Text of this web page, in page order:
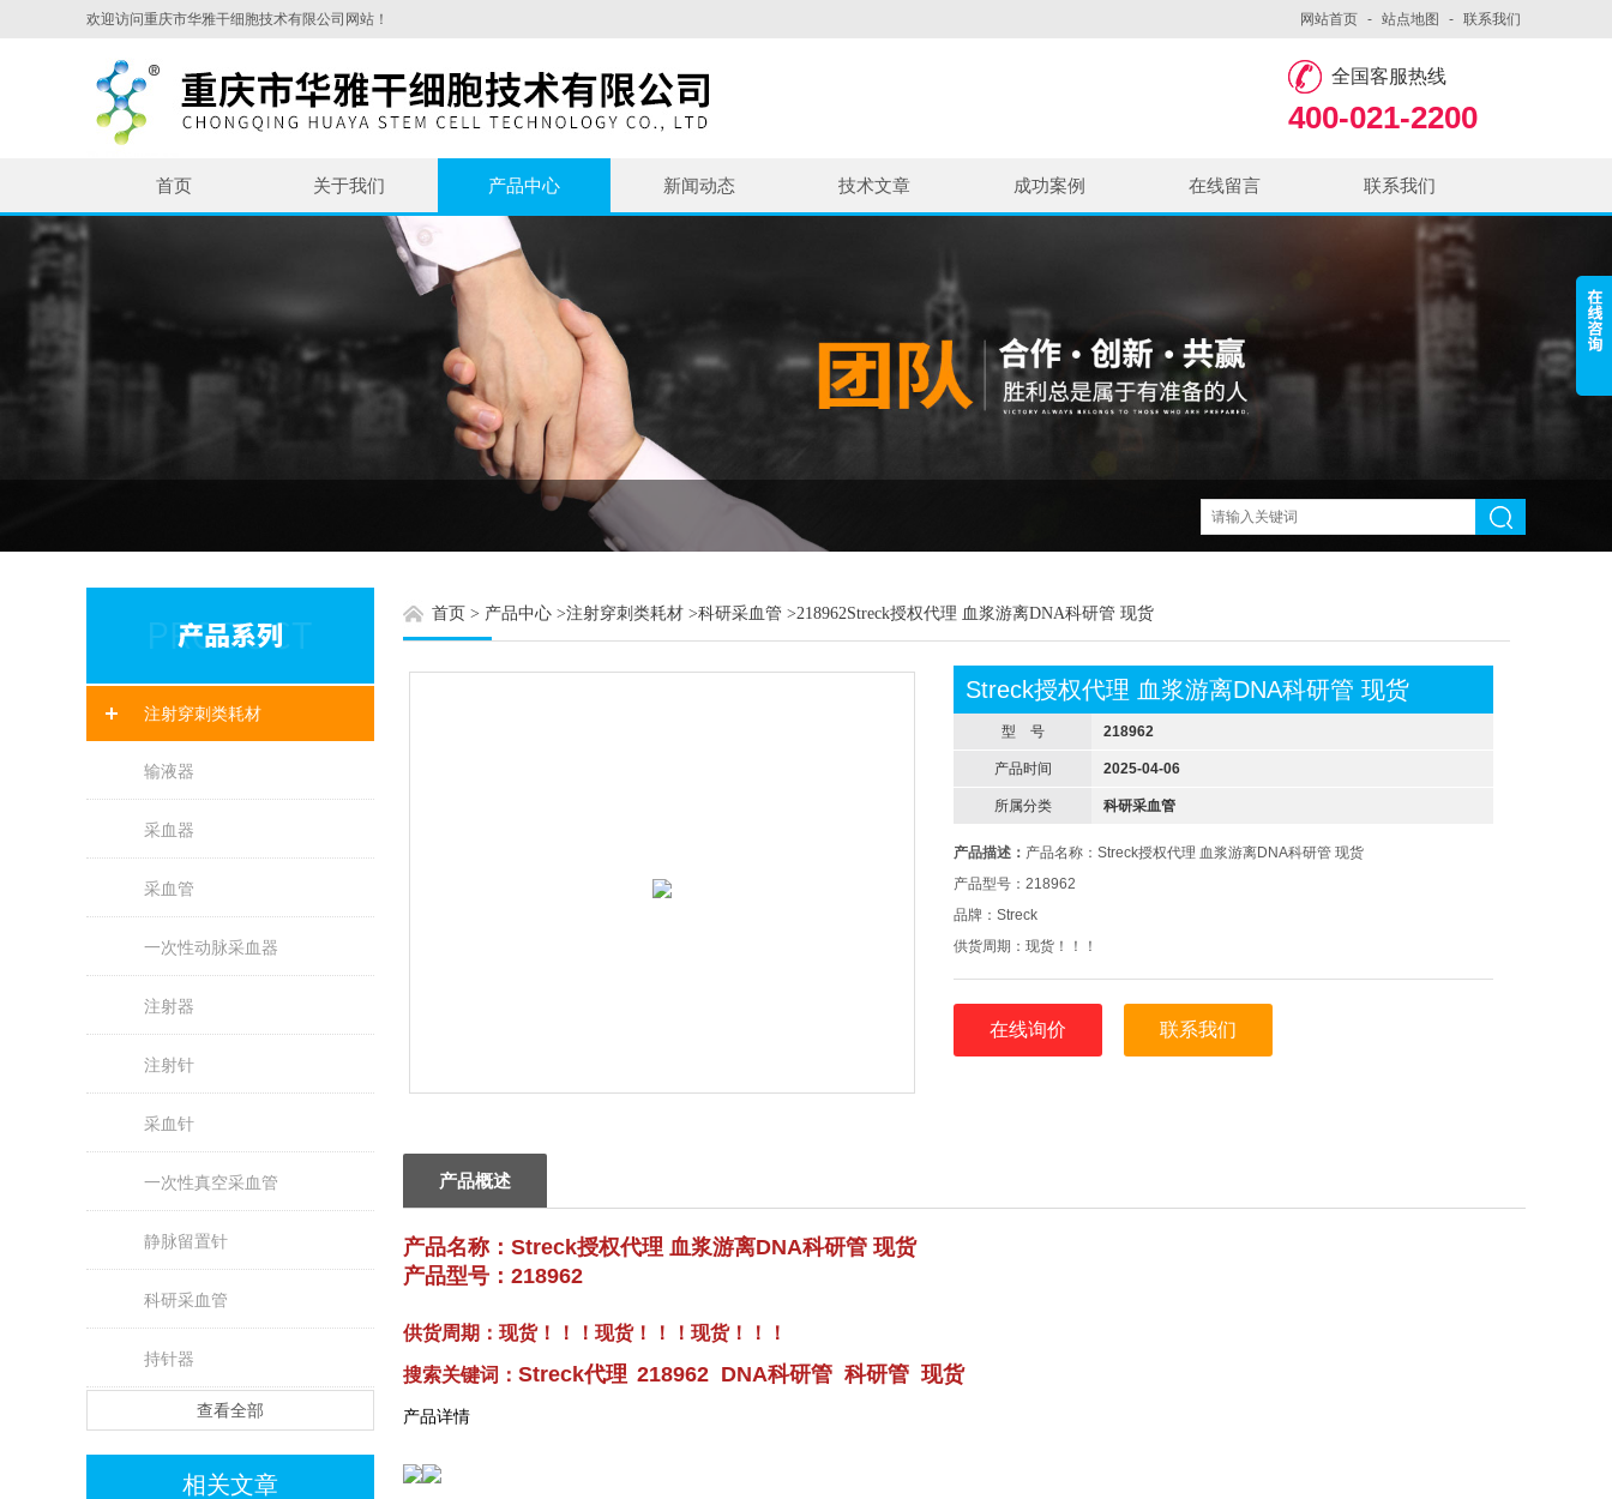
欢迎访问重庆市华雅干细胞技术有限公司网站！ 网站首页 - 站点地图 - 联系我们
全国客服热线
400-021-2200
首页 关于我们 产品中心 新闻动态 技术文章 成功案例 在线留言 联系我们
注射穿刺类耗材
输液器
采血器
采血管
一次性动脉采血器
注射器
注射针
采血针
一次性真空采血管
静脉留置针
科研采血管
持针器
查看全部
相关文章
首页 > 产品中心 >注射穿刺类耗材 >科研采血管 >218962Streck授权代理 血浆游离DNA科研管 现货
Streck授权代理 血浆游离DNA科研管 现货
型 号 218962
产品时间 2025-04-06
所属分类 科研采血管
产品描述： 产品名称：Streck授权代理 血浆游离DNA科研管 现货
产品型号：218962
品牌：Streck
供货周期：现货！！！
在线询价 联系我们
产品概述
产品名称： Streck授权代理 血浆游离DNA科研管 现货
产品型号：218962
供货周期：现货！！！现货！！！ 现货！！！
搜索关键词： Streck代理 218962 DNA科研管 科研管 现货
产品详情